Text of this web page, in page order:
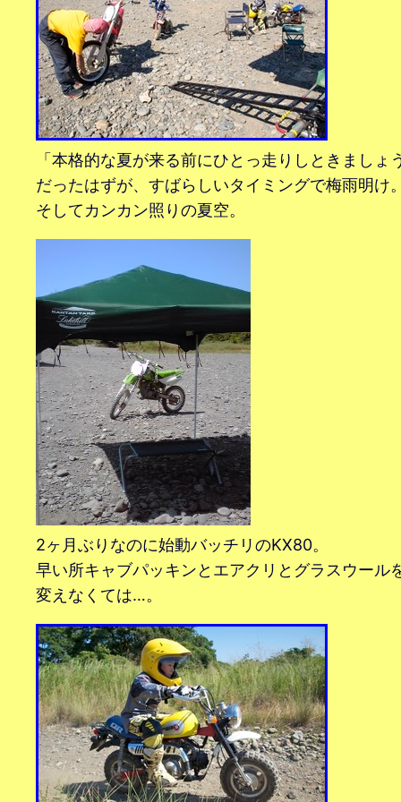
「本格的な夏が来る前にひとっ走りしときましょ
だったはずが、すばらしいタイミングで梅雨明け
そしてカンカン照りの夏空。
2ヶ月ぶりなのに始動バッチリのKX80。
早い所キャブパッキンとエアクリとグラスウール
変えなくては…。